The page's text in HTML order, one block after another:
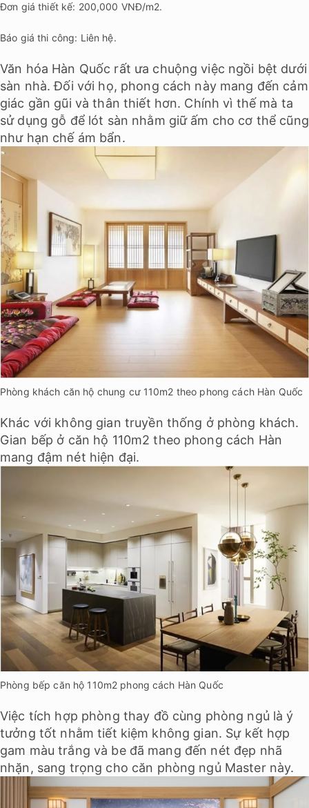
Đơn giá thiết kế: 200,000 VNĐ/m2.
Báo giá thi công: Liên hệ.
Văn hóa Hàn Quốc rất ưa chuộng việc ngồi bệt dưới
sàn nhà. Đối với họ, phong cách này mang đến cảm
giác gần gũi và thân thiết hơn. Chính vì thế mà ta
sử dụng gỗ để lót sàn nhằm giữ ấm cho cơ thể cũng
như hạn chế ám bẩn.
Phòng khách căn hộ chung cư 110m2 theo phong cách Hàn Quốc
Khác với không gian truyền thống ở phòng khách.
Gian bếp ở căn hộ 110m2 theo phong cách Hàn
mang đậm nét hiện đại.
Phòng bếp căn hộ 110m2 phong cách Hàn Quốc
Việc tích hợp phòng thay đồ cùng phòng ngủ là ý
tưởng tốt nhằm tiết kiệm không gian. Sự kết hợp
gam màu trắng và be đã mang đến nét đẹp nhã
nhặn, sang trọng cho căn phòng ngủ Master này.